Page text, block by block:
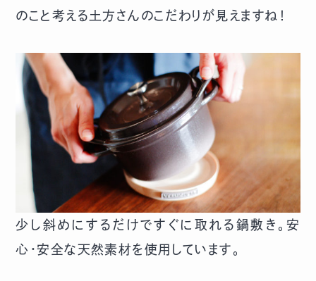
のこと考える土方さんのこだわりが見えますね！
少し斜めにするだけですぐに取れる鍋敷き。安
心・安全な天然素材を使用しています。